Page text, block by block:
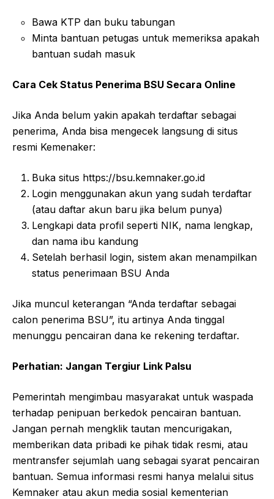
Bawa KTP dan buku tabungan
Minta bantuan petugas untuk memeriksa apakah
bantuan sudah masuk
Cara Cek Status Penerima BSU Secara Online
Jika Anda belum yakin apakah terdaftar sebagai
penerima, Anda bisa mengecek langsung di situs
resmi Kemenaker:
Buka situs https://bsu.kemnaker.go.id
Login menggunakan akun yang sudah terdaftar
(atau daftar akun baru jika belum punya)
Lengkapi data profil seperti NIK, nama lengkap,
dan nama ibu kandung
Setelah berhasil login, sistem akan menampilkan
status penerimaan BSU Anda
Jika muncul keterangan “Anda terdaftar sebagai
calon penerima BSU”, itu artinya Anda tinggal
menunggu pencairan dana ke rekening terdaftar.
Perhatian: Jangan Tergiur Link Palsu
Pemerintah mengimbau masyarakat untuk waspada
terhadap penipuan berkedok pencairan bantuan.
Jangan pernah mengklik tautan mencurigakan,
memberikan data pribadi ke pihak tidak resmi, atau
mentransfer sejumlah uang sebagai syarat pencairan
bantuan. Semua informasi resmi hanya melalui situs
Kemnaker atau akun media sosial kementerian